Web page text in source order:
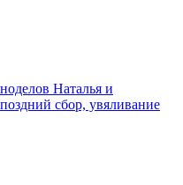
Наталья и
сбор, увяливание